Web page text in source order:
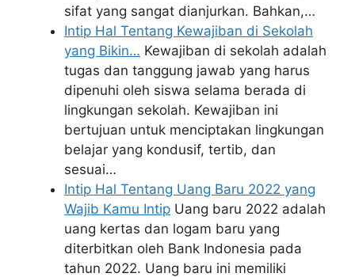
sifat yang sangat dianjurkan. Bahkan,…
Intip Hal Tentang Kewajiban di Sekolah
yang Bikin… Kewajiban di sekolah adalah
tugas dan tanggung jawab yang harus
dipenuhi oleh siswa selama berada di
lingkungan sekolah. Kewajiban ini
bertujuan untuk menciptakan lingkungan
belajar yang kondusif, tertib, dan
sesuai…
Intip Hal Tentang Uang Baru 2022 yang
Wajib Kamu Intip Uang baru 2022 adalah
uang kertas dan logam baru yang
diterbitkan oleh Bank Indonesia pada
tahun 2022. Uang baru ini memiliki